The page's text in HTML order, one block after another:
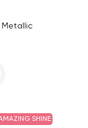
Metallic
SHINE